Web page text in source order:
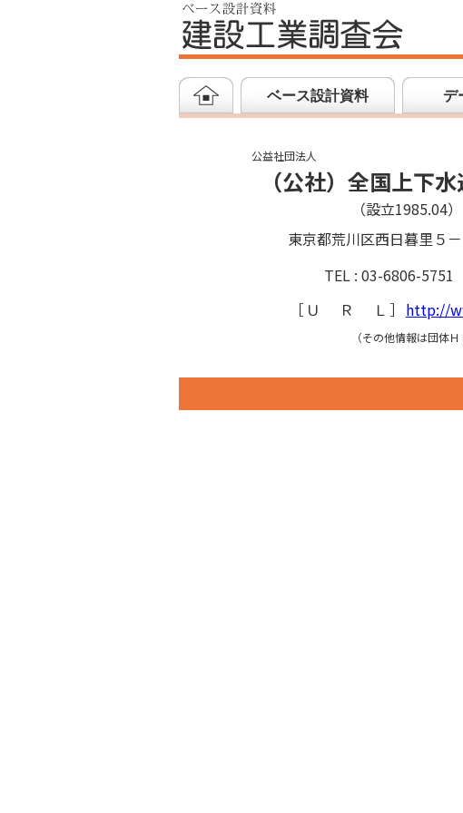
ベース設計資料 デ
公益社団法人
（公社）全国上下
（設立1985.04）
東京都荒川区西日暮里５
TEL : 03-6806-5751
［ ＵＲＬ ］ http://
（その他情報は団体